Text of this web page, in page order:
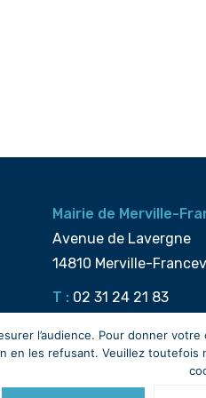
Mairie de Merville-
Avenue de Lavergne
14810 Merville-
T : 02 31 24 21 83
M : accueil@merville-
l’audience. Pour donner
en les refusant. Veuillez